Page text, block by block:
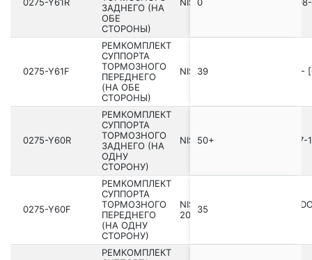
ЗАДНЕГО (НА
ОБЕ
СТОРОНЫ)
0275-Y61F
РЕМКОМПЛЕКТ
СУППОРТА
ТОРМОЗНОГО
ПЕРЕДНЕГО
(НА ОБЕ
СТОРОНЫ)
NISSAN SAFARI Y61 199­7.08-
39
0275-Y60R
РЕМКОМПЛЕКТ
СУППОРТА
ТОРМОЗНОГО
ЗАДНЕГО (НА
ОДНУ
СТОРОНУ)
NISSAN SAFARI Y60
50+
0275-Y60F
РЕМКОМПЛЕКТ
СУППОРТА
ТОРМОЗНОГО
ПЕРЕДНЕГО
(НА ОДНУ
СТОРОНУ)
NISSAN ATLAS/ATLAS/
2007.06 [JP]
35
РЕМКОМПЛЕКТ